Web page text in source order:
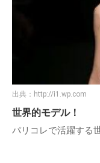
出典： http://i1.wp.com
世界的モデル！
パリコレで活躍する